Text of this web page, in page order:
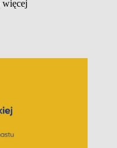
więcej